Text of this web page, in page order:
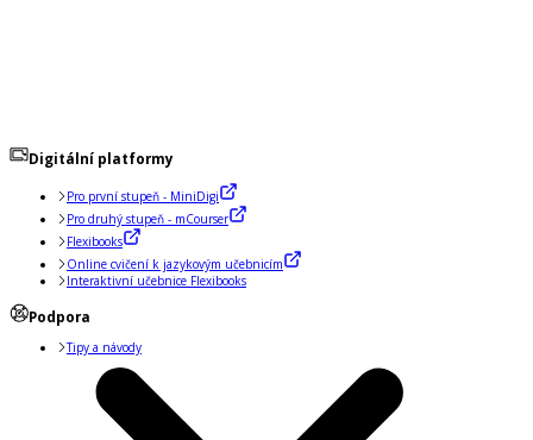
Digitální platformy
Pro první stupeň - MiniDigi
Pro druhý stupeň - mCourser
Flexibooks
Online cvičení k jazykovým učebnicím
Interaktivní učebnice Flexibooks
Podpora
Tipy a návody